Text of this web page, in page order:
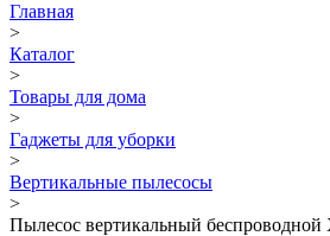
Главная
>
Каталог
>
Товары для дома
>
Гаджеты для уборки
>
Вертикальные пылесосы
>
Пылесос вертикальный беспроводной